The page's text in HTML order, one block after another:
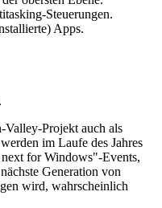
Steuerungen.
Apps.
Projekt auch als
im Laufe des Jahres
for Windows"-Events,
Generation von
wird, wahrscheinlich